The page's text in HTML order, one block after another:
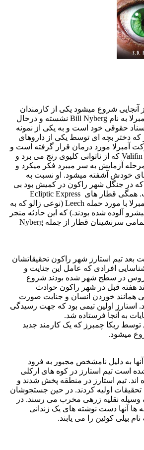
آنجایی شروع میشود یکی از کارمندان
شرکت آمبرلا به نام Bill Nyberg نشسته و درحال
حقوقی خود است و به یکی از نمونه
که دختر بچه ای توسط یکی از داروهای
آمبرلا مورد درمان قرار گرفته است و
هم چنین Valifin که از ناتوانی کلیوی رنج می برد و
آزمایش به سر میبرد فکر میکرد و
های خودش آشفته میشود. او نسبت به
در جنگل شهر راکون در کمیش بود بی
خبر است. همگی قطار های Ecliptic Express
شرکت آمبرلا با مورد حمله Leech‌ (نوعی زالو که به
آلوده شده بودند.) که این حادثه منجر
به مرگ تمامی سرنشینان قطار از جمله Nyberg
بعد تیم استارز شهر راکون تحقیقاتشان
افرادی که عامل این جنایت و
در سطح شهر شده بودند شروع
هفته قبل در شهر راکون حوادث
همانند خوردن انسان و جنایت صورت
استارز اولین تیمی بود که جهت رسیدگی
به آنجا فرستاده شد.
توسط ربکا چمبرز که یک کارمند جدید
میشود.
آنها به دلیل نامشخص مجبور به فرود
است تیم استارز در کوه های ارکلی
اند. تیم استارز در منطقه پخش شدند و
اولیه کردند. در حین جستجوشان
وسیله نقلیه زرهی مخرب می رسند. در
ها آنها دست نوشته های یک زندانی
بیلی کوئین را می یابند.